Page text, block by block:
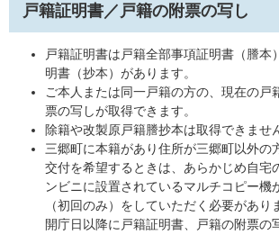
戸籍証明書／戸籍の附票の写し
戸籍証明書は戸籍全部事項証明書（謄本
明書（抄本）があります。
ご本人または同一戸籍の方の、現在の戸
票の写しが取得できます。
除籍や改製原戸籍謄抄本は取得できませ
三郷町に本籍があり住所が三郷町以外の
交付を希望するときは、あらかじめ自宅
ンビニに設置されているマルチコピー機
（初回のみ）をしていただく必要があり
開庁日以降に戸籍証明書、戸籍の附票の